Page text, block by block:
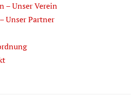
– Unser Verein
Unser Partner